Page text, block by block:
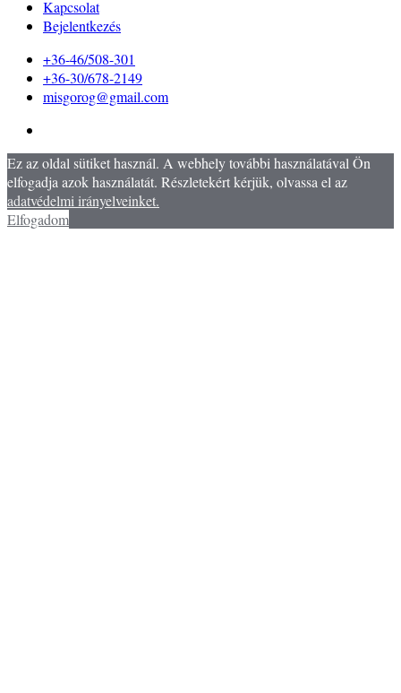
Kapcsolat
Bejelentkezés
+36-46/508-301
+36-30/678-2149
misgorog@gmail.com
Ez az oldal sütiket használ. A webhely további használatával Ön
elfogadja azok használatát. Részletekért kérjük, olvassa el az
adatvédelmi irányelveinket.
Elfogadom